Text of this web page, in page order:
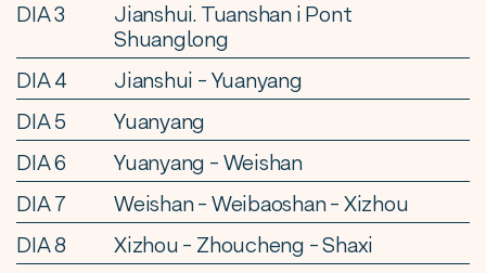
DIA 3
Jianshui. Tuanshan i Pont
Shuanglong
DIA 4
Jianshui - Yuanyang
DIA 5
Yuanyang
DIA 6
Yuanyang - Weishan
DIA 7
Weishan - Weibaoshan - Xizhou
DIA 8
Xizhou - Zhoucheng - Shaxi